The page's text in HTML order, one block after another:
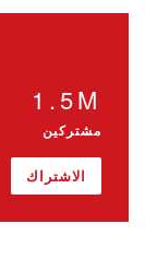
1.5M
مشتركين
الاشتراك